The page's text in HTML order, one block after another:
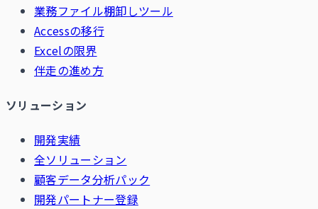
業務ファイル棚卸しツール
Accessの移行
Excelの限界
伴走の進め方
ソリューション
開発実績
全ソリューション
顧客データ分析パック
開発パートナー登録